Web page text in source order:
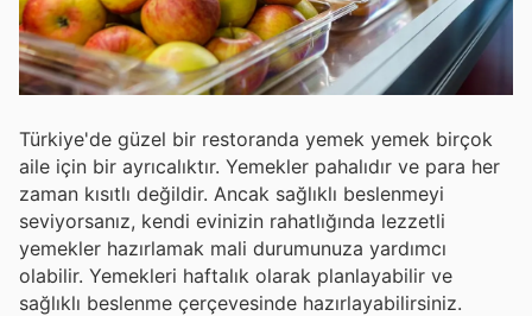
Türkiye'de güzel bir restoranda yemek yemek birçok
aile için bir ayrıcalıktır. Yemekler pahalıdır ve para her
zaman kısıtlı değildir. Ancak sağlıklı beslenmeyi
seviyorsanız, kendi evinizin rahatlığında lezzetli
yemekler hazırlamak mali durumunuza yardımcı
olabilir. Yemekleri haftalık olarak planlayabilir ve
sağlıklı beslenme çerçevesinde hazırlayabilirsiniz.